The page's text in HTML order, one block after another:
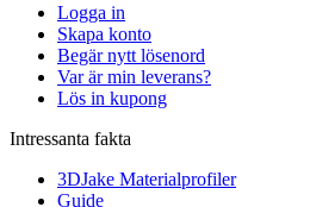
Logga in
Skapa konto
Begär nytt lösenord
Var är min leverans?
Lös in kupong
Intressanta fakta
3DJake Materialprofiler
Guide